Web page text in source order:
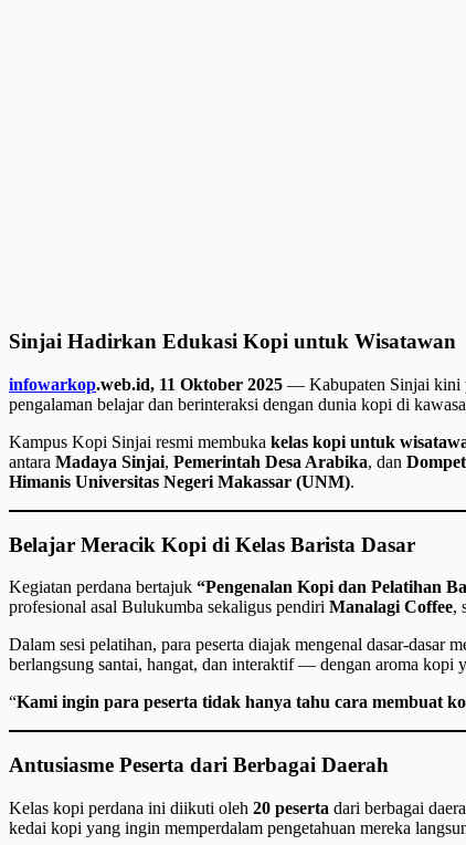
Sinjai Hadirkan Edukasi Kopi untuk Wisatawan
infowarkop.web.id, 11 Oktober 2025 — Kabupaten Sinjai kini
pengalaman belajar dan berinteraksi dengan dunia kopi di
Kampus Kopi Sinjai resmi membuka kelas kopi untuk
antara Madaya Sinjai, Pemerintah Desa Arabika, dan
Himanis Universitas Negeri Makassar (UNM).
Belajar Meracik Kopi di Kelas Barista Dasar
Kegiatan perdana bertajuk “Pengenalan Kopi dan Pelatihan
profesional asal Bulukumba sekaligus pendiri Manalagi Coffee,
Dalam sesi pelatihan, para peserta diajak mengenal dasar-
berlangsung santai, hangat, dan interaktif — dengan aroma kopi
“Kami ingin para peserta tidak hanya tahu cara membuat
Antusiasme Peserta dari Berbagai Daerah
Kelas kopi perdana ini diikuti oleh 20 peserta dari berbagai
kedai kopi yang ingin memperdalam pengetahuan mereka